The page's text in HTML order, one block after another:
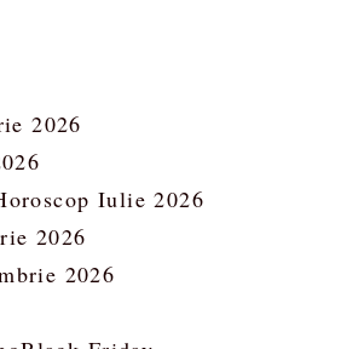
2026
Iulie 2026
2026
2026